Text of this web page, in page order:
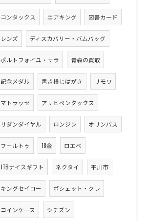
コンタックス エアキング 図書カード
レンズ ディスカバリー・バムバッグ
ポルトフォイユ・サラ 青森の買取
記念メダル 書き損じはがき リモワ
マトラッセ アサヒペンタックス
リダンダイヤル ロンジン オリンパス
フールトゥ 18金 ロエベ
JTBナイスギフト ネクタイ 平川市
キングセイコー ポシェット・クレ
コインケース シチズン